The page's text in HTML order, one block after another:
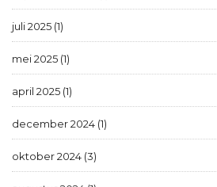
juli 2025 (1)
mei 2025 (1)
april 2025 (1)
december 2024 (1)
oktober 2024 (3)